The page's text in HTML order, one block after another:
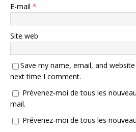
E-mail *
Site web
Save my name, email, and
next time I comment.
Prévenez-moi de tous les
mail.
Prévenez-moi de tous les